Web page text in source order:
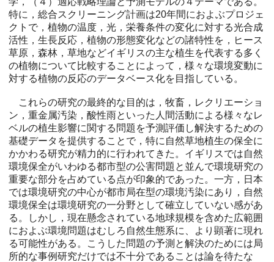
特に，総合スクリーニング計画は20年間におよぶプロジェ
クトで，植物の温度，光，栄養条件の変化に対する光合成
活性，生長反応，植物の形態変化などの諸特性を，ヒース
草原，森林，草地などイギリスの主な植生を代表する多く
の植物について比較することによって，様々な環境変動に
対する植物の反応のデータベース化を目指している。
これらの研究の最終的な目的は，牧畜，レクリエーショ
ン，重金属汚染，酸性雨といった人間活動による様々なレ
ベルの植生影響に関する問題を予測評価し解決するための
基礎データを提供することで，特に自然草地植生の保全に
かかわる研究が精力的に行われてきた。イギリスでは自然
環境保全がいわゆる都市型の公害問題と並んで環境研究の
重要な部分を占めている点が印象的であった。一方，日本
では環境研究の中心が都市局在型の環境汚染にあり，自然
環境保全は環境研究の一分野として確立していない感があ
る。しかし，現在懸念されている地球規模を含めた広範囲
におよぶ環境問題はむしろ自然生態系に、より顕著に現れ
る可能性がある。こうした問題の予測と解決のためには局
所的な事例研究だけでは不十分であることは論を待たな